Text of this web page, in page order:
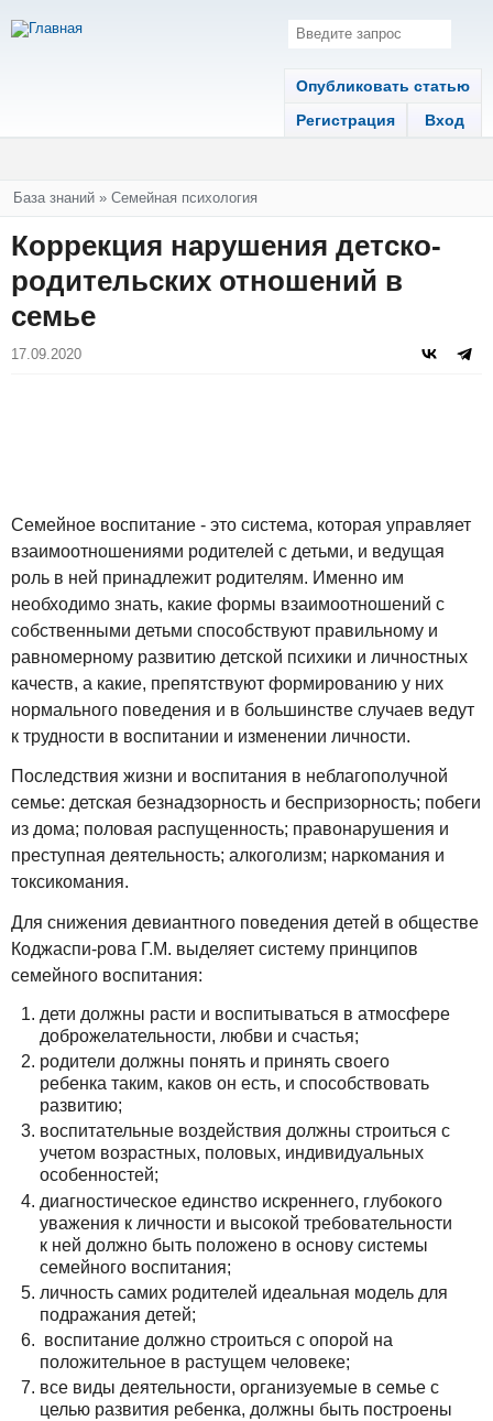
Опубликовать статью
Регистрация
Вход
Вы здесь
База знаний » Семейная психология
Коррекция нарушения детско-
родительских отношений в
семье
17.09.2020
Семейное воспитание - это система, которая управляет
взаимоотношениями родителей с детьми, и ведущая
роль в ней принадлежит родителям. Именно им
необходимо знать, какие формы взаимоотношений с
собственными детьми способствуют правильному и
равномерному развитию детской психики и личностных
качеств, а какие, препятствуют формированию у них
нормального поведения и в большинстве случаев ведут
к трудности в воспитании и изменении личности.
Последствия жизни и воспитания в неблагополучной
семье: детская безнадзорность и беспризорность; побеги
из дома; половая распущенность; правонарушения и
преступная деятельность; алкоголизм; наркомания и
токсикомания.
Для снижения девиантного поведения детей в обществе
Коджаспи-рова Г.М. выделяет систему принципов
семейного воспитания:
дети должны расти и воспитываться в атмосфере
доброжелательности, любви и счастья;
родители должны понять и принять своего
ребенка таким, каков он есть, и способствовать
развитию;
воспитательные воздействия должны строиться с
учетом возрастных, половых, индивидуальных
особенностей;
диагностическое единство искреннего, глубокого
уважения к личности и высокой требовательности
к ней должно быть положено в основу системы
семейного воспитания;
личность самих родителей идеальная модель для
подражания детей;
воспитание должно строиться с опорой на
положительное в растущем человеке;
все виды деятельности, организуемые в семье с
целью развития ребенка, должны быть построены